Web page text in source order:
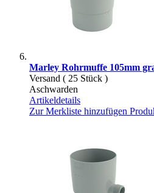
Marley Rohrmuffe 105mm
Versand ( 25 Stück )
Aschwarden
Artikeldetails
Zur Merkliste hinzufügen